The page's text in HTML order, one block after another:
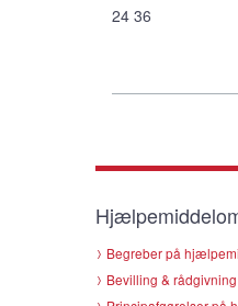
24 36
Begreber på
Bevilling & rådgivning